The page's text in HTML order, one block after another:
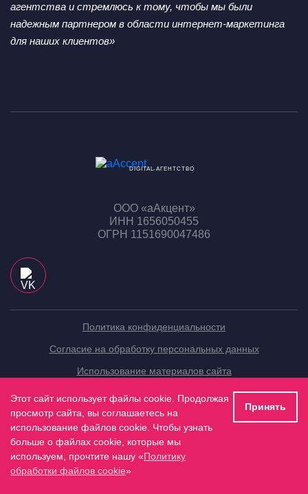
агентства и стремлюсь к тому, чтобы мы были
надежным партнером в области интернет-маркетинга
для наших клиентов»
DIGITAL-АГЕНТСТВО
ООО «аАкцент»
ИНН 1656050455
ОГРН 1151690047486
Политика конфиденциальности
Согласие на обработку персональных данных
Использование материалов сайта
Компания
Услуги
Этот сайт использует файлы cookie. Продолжая
просмотр сайта, вы соглашаетесь на
использование файлов cookie. Чтобы узнать
больше о файлах cookie, которые мы
используем, прочтите нашу «Политику
обработки файлов cookie»
Принять